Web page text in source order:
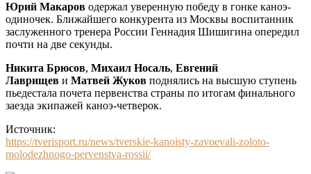
Юрий Макаров одержал уверенную победу в гонке каноэ-
одиночек. Ближайшего конкурента из Москвы воспитанник
заслуженного тренера России Геннадия Шишигина опередил
почти на две секунды.
Никита Брюсов, Михаил Носаль, Евгений
Лаврищев и Матвей Жуков поднялись на высшую ступень
пьедестала почета первенства страны по итогам финального
заезда экипажей каноэ-четверок.
Источник:
https://tverisport.ru/news/tverskie-kanoisty-zavoevali-zoloto-
molodezhnogo-pervenstva-rossii/